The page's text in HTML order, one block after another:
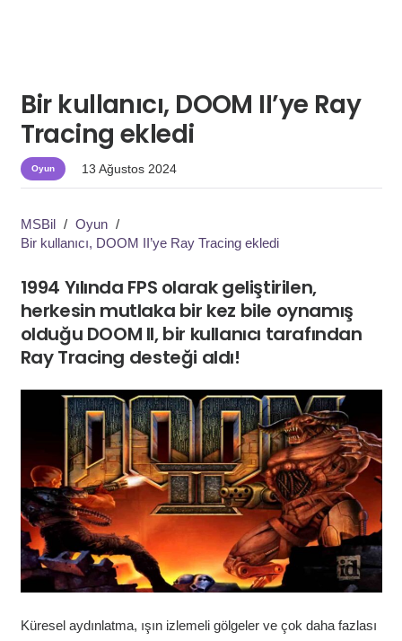
Bir kullanıcı, DOOM II’ye Ray
Tracing ekledi
Oyun 13 Ağustos 2024
MSBil / Oyun /
Bir kullanıcı, DOOM II’ye Ray Tracing ekledi
1994 Yılında FPS olarak geliştirilen,
herkesin mutlaka bir kez bile oynamış
olduğu DOOM II, bir kullanıcı tarafından
Ray Tracing desteği aldı!
Küresel aydınlatma, ışın izlemeli gölgeler ve çok daha fazlası